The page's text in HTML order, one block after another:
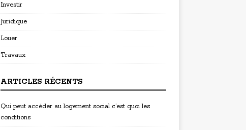
Investir
Juridique
Louer
Travaux
ARTICLES RÉCENTS
Qui peut accéder au logement social c’est quoi les
conditions